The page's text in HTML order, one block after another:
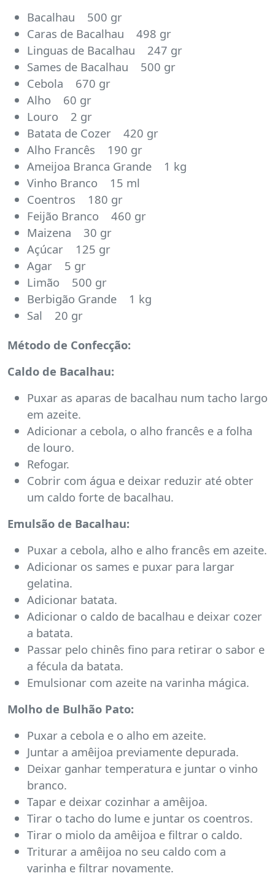
Bacalhau 500 gr
Caras de Bacalhau 498 gr
Linguas de Bacalhau 247 gr
Sames de Bacalhau 500 gr
Cebola 670 gr
Alho 60 gr
Louro 2 gr
Batata de Cozer 420 gr
Alho Francês 190 gr
Ameijoa Branca Grande 1 kg
Vinho Branco 15 ml
Coentros 180 gr
Feijão Branco 460 gr
Maizena 30 gr
Açúcar 125 gr
Agar 5 gr
Limão 500 gr
Berbigão Grande 1 kg
Sal 20 gr
Método de Confecção:
Caldo de Bacalhau:
Puxar as aparas de bacalhau num tacho largo
em azeite.
Adicionar a cebola, o alho francês e a folha
de louro.
Refogar.
Cobrir com água e deixar reduzir até obter
um caldo forte de bacalhau.
Emulsão de Bacalhau:
Puxar a cebola, alho e alho francês em azeite.
Adicionar os sames e puxar para largar
gelatina.
Adicionar batata.
Adicionar o caldo de bacalhau e deixar cozer
a batata.
Passar pelo chinês fino para retirar o sabor e
a fécula da batata.
Emulsionar com azeite na varinha mágica.
Molho de Bulhão Pato:
Puxar a cebola e o alho em azeite.
Juntar a amêijoa previamente depurada.
Deixar ganhar temperatura e juntar o vinho
branco.
Tapar e deixar cozinhar a amêijoa.
Tirar o tacho do lume e juntar os coentros.
Tirar o miolo da amêijoa e filtrar o caldo.
Triturar a amêijoa no seu caldo com a
varinha e filtrar novamente.